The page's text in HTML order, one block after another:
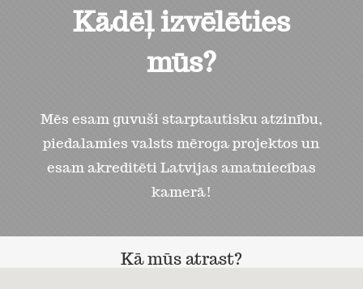
Kādēļ izvēlēties
mūs?
Mēs esam guvuši starptautisku atzinību,
piedalamies valsts mēroga projektos un
esam akreditēti Latvijas amatniecības
kamerā!
Kā mūs atrast?